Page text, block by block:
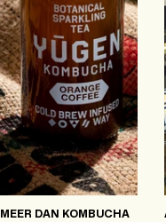
MEER DAN KOMBUCHA